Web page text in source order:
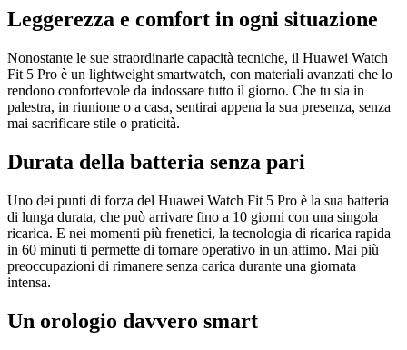
Leggerezza e comfort in ogni situazione
Nonostante le sue straordinarie capacità tecniche, il Huawei Watch
Fit 5 Pro è un lightweight smartwatch, con materiali avanzati che lo
rendono confortevole da indossare tutto il giorno. Che tu sia in
palestra, in riunione o a casa, sentirai appena la sua presenza, senza
mai sacrificare stile o praticità.
Durata della batteria senza pari
Uno dei punti di forza del Huawei Watch Fit 5 Pro è la sua batteria
di lunga durata, che può arrivare fino a 10 giorni con una singola
ricarica. E nei momenti più frenetici, la tecnologia di ricarica rapida
in 60 minuti ti permette di tornare operativo in un attimo. Mai più
preoccupazioni di rimanere senza carica durante una giornata
intensa.
Un orologio davvero smart